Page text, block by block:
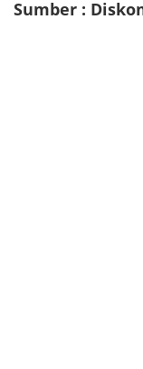
Sumber :